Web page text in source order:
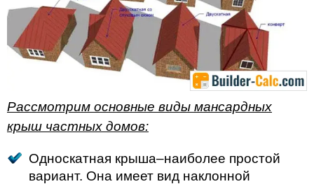
Рассмотрим основные виды мансардных
крыш частных домов:
Односкатная крыша–наиболее простой
вариант. Она имеет вид наклонной